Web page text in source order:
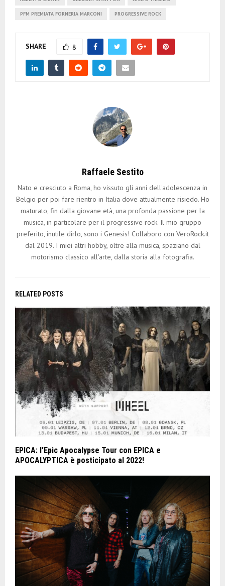
PFM PREMIATA FORNERIA MARCONI PROGRESSIVE ROCK
SHARE 8
Raffaele Sestito
Nato e cresciuto a Roma, ho vissuto gli anni dell'adolescenza in
Belgio per poi fare rientro in Italia dove attualmente risiedo. Ho
maturato, fin dalla giovane età, una profonda passione per la
musica, in particolare per il progressive rock. Il mio gruppo
preferito, inutile dirlo, sono i Genesis! Collaboro con VeroRock.it
dal 2019. I miei altri hobby, oltre alla musica, spaziano dal
motorismo classico all'arte, dalla storia alla fotografia.
RELATED POSTS
EPICA: l’Epic Apocalypse Tour con EPICA e
APOCALYPTICA è posticipato al 2022!